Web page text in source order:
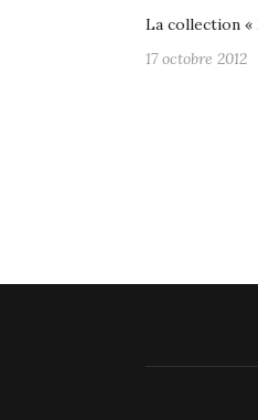
La collection «
17 octobre 2012